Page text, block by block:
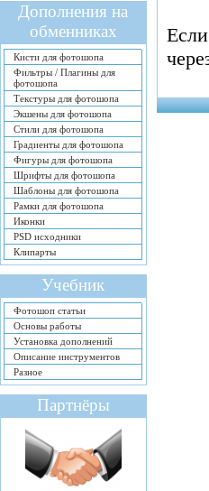
Дополнения на
обменниках
Кисти для фотошопа
Фильтры / Плагины для
фотошопа
Текстуры для фотошопа
Экшены для фотошопа
Стили для фотошопа
Градиенты для фотошопа
Фигуры для фотошопа
Шрифты для фотошопа
Шаблоны для фотошопа
Рамки для фотошопа
Иконки
PSD исходники
Клипарты
Учебник
Фотошоп статьи
Основы работы
Установка дополнений
Описание инструментов
Разное
Партнёры